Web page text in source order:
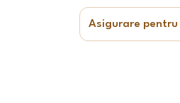
Asigurare